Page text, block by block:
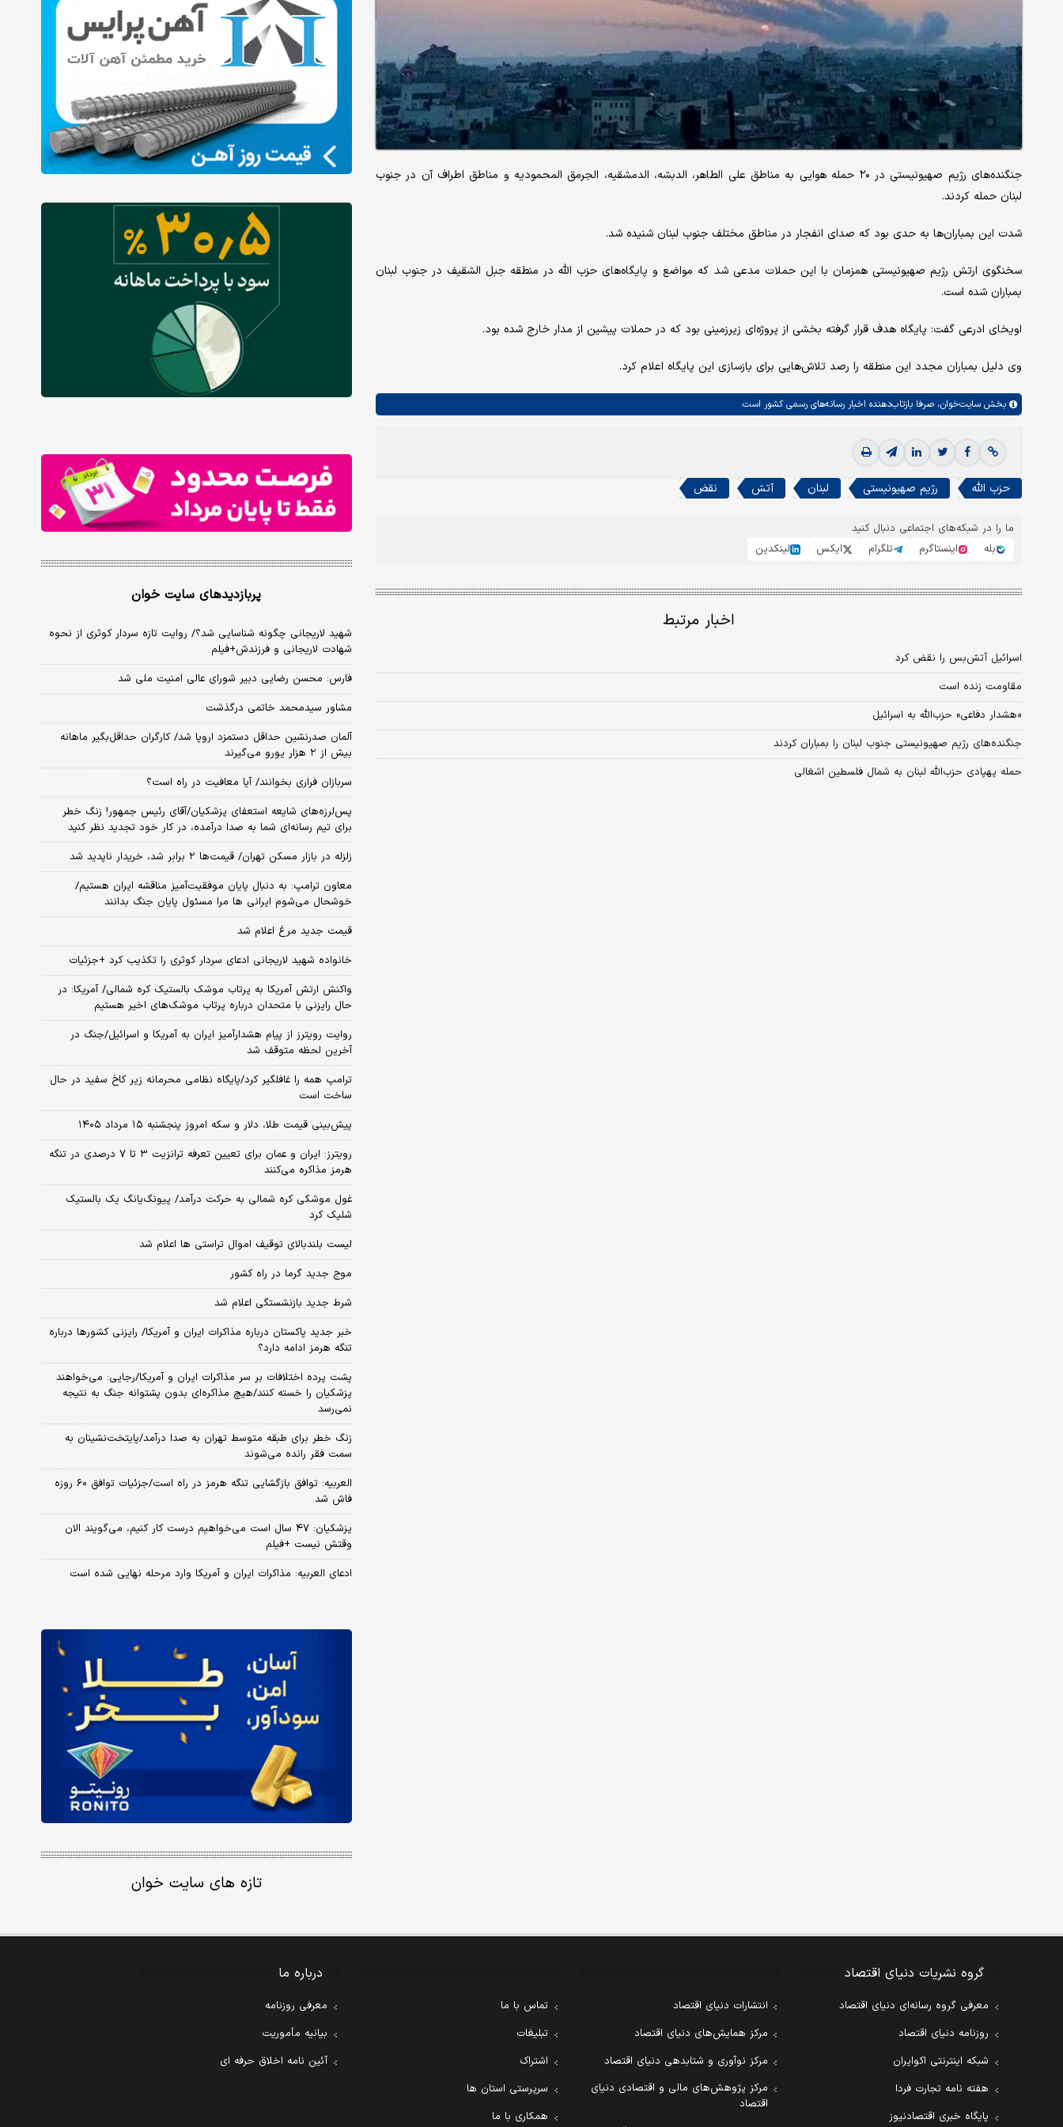
جنگنده‌های رژیم صهیونیستی در ۲۰ حمله هوایی به مناطق علی الطاهر، الدبشه، الدمشقیه، الجرمق المحمودیه و مناطق اطراف آن در جنوب
لبنان حمله کردند.
شدت این بمباران‌ها به حدی بود که صدای انفجار در مناطق مختلف جنوب لبنان شنیده شد.
سخنگوی ارتش رژیم صهیونیستی همزمان با این حملات مدعی شد که مواضع و پایگاه‌های حزب الله در منطقه جبل الشقیف در جنوب لبنان
بمباران شده است.
اویخای ادرعی گفت: پایگاه هدف قرار گرفته بخشی از پروژه‌ای زیرزمینی بود که در حملات پیشین از مدار خارج شده بود.
وی دلیل بمباران مجدد این منطقه را رصد تلاش‌هایی برای بازسازی این پایگاه اعلام کرد.
بخش سایت‌خوان، صرفا بازتاب‌دهنده اخبار رسانه‌های رسمی کشور است.
حزب الله رژیم صهیونیستی لبنان آتش نقض
ما را در شبکه‌های اجتماعی دنبال کنید
بله
اینستاگرم تلگرام ایکس لینکدین
اخبار مرتبط
اسرائیل آتش‌بس را نقض کرد
مقاومت زنده است
«هشدار دفاعی» حزب‌الله به اسرائیل
جنگنده‌های رژیم صهیونیستی جنوب لبنان را بمباران کردند
حمله پهپادی حزب‌الله لبنان به شمال فلسطین اشغالی
پربازدیدهای سایت خوان
شهید لاریجانی چگونه شناسایی شد؟/ روایت تازه سردار کوثری از نحوه
شهادت لاریجانی و فرزندش+فیلم
فارس: محسن رضایی دبیر شورای عالی امنیت ملی شد
مشاور سیدمحمد خاتمی درگذشت
آلمان صدرنشین حداقل دستمزد اروپا شد/ کارگران حداقل‌بگیر ماهانه
بیش از ۲ هزار یورو می‌گیرند
سربازان فراری بخوانند/ آیا معافیت در راه است؟
پس‌لرزه‌های شایعه استعفای پزشکیان/آقای رئیس جمهور! زنگ خطر
برای تیم رسانه‌ای شما به صدا درآمده، در کار خود تجدید نظر کنید
زلزله در بازار مسکن تهران/ قیمت‌ها ۲ برابر شد، خریدار ناپدید شد
معاون ترامپ: به دنبال پایان موفقیت‌آمیز مناقشه ایران هستیم/
خوشحال می‌شوم ایرانی ها مرا مسئول پایان جنگ بدانند
قیمت جدید مرغ اعلام شد
خانواده شهید لاریجانی ادعای سردار کوثری را تکذیب کرد +جزئیات
واکنش ارتش آمریکا به پرتاب موشک بالستیک کره شمالی/ آمریکا: در
حال رایزنی با متحدان درباره پرتاب موشک‌های اخیر هستیم
روایت رویترز از پیام هشدارآمیز ایران به آمریکا و اسرائیل/جنگ در
آخرین لحظه متوقف شد
ترامپ همه را غافلگیر کرد/پایگاه نظامی محرمانه زیر کاخ سفید در حال
ساخت است
پیش‌بینی قیمت طلا، دلار و سکه امروز پنجشنبه ۱۵ مرداد ۱۴۰۵
رویترز: ایران و عمان برای تعیین تعرفه ترانزیت ۳ تا ۷ درصدی در تنگه
هرمز مذاکره می‌کنند
غول موشکی کره شمالی به حرکت درآمد/ پیونگ‌یانگ یک بالستیک
شلیک کرد
لیست بلندبالای توقیف اموال تراستی ها اعلام شد
موج جدید گرما در راه کشور
شرط جدید بازنشستگی اعلام شد
خبر جدید پاکستان درباره مذاکرات ایران و آمریکا/ رایزنی کشورها درباره
تنگه هرمز ادامه دارد؟
پشت پرده اختلافات بر سر مذاکرات ایران و آمریکا/رجایی: می‌خواهند
پزشکیان را خسته کنند/هیچ مذاکره‌ای بدون پشتوانه جنگ به نتیجه
نمی‌رسد
زنگ خطر برای طبقه متوسط تهران به صدا درآمد/پایتخت‌نشینان به
سمت فقر رانده می‌شوند
العربیه: توافق بازگشایی تنگه هرمز در راه است/جزئیات توافق ۶۰ روزه
فاش شد
پزشکیان: ۴۷ سال است می‌خواهیم درست کار کنیم، می‌گویند الان
وقتش نیست +فیلم
ادعای العربیه: مذاکرات ایران و آمریکا وارد مرحله نهایی شده است
تازه های سایت خوان
گروه نشریات دنیای اقتصاد
معرفی گروه رسانه‌ای دنیای اقتصاد
روزنامه دنیای اقتصاد
شبکه اینترنتی اکوایران
هفته نامه تجارت فردا
پایگاه خبری اقتصادنیوز
انتشارات دنیای اقتصاد
مرکز همایش‌های دنیای اقتصاد
مرکز نوآوری و شتابدهی دنیای اقتصاد
مرکز پژوهش‌های مالی و اقتصادی دنیای
اقتصاد
تماس با ما
تبلیغات
اشتراک
سرپرستی استان ها
همکاری با ما
درباره ما
معرفی روزنامه
بیانیه مأموریت
آئین نامه اخلاق حرفه ای